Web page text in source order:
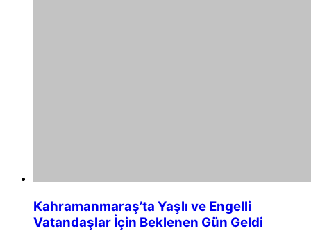
Kahramanmaraş’ta Yaşlı ve Engelli
Vatandaşlar İçin Beklenen Gün Geldi